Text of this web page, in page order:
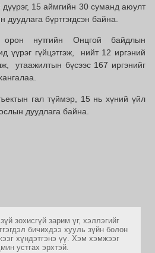
15 аймгийн 30 суманд аюулт
дуудлага бүртгэгдсэн байна.
нутгийн Онцгой байдлын
үүрэг гүйцэтгэж, нийт 12 иргэний
утаажилтын бүсээс 167 иргэнийг
гал түймэр, 15 нь хүний үйл
дуудлага байна.
зохисгүй зарим үг, хэллэгийг
бичихдээ хууль зүйн болон
хүндэтгэнэ үү. Хэм хэмжээг
устгах эрхтэй.